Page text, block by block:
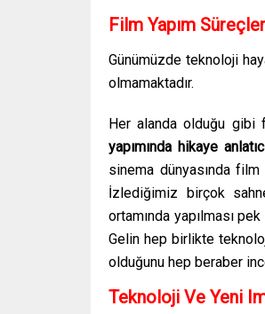
Film Yapım
Günümüzde teknoloji
olmamaktadır.
Her alanda olduğu gibi
yapımında hikaye
sinema dünyasında film
İzlediğimiz birçok
ortamında yapılması
Gelin hep birlikte
olduğunu hep beraber
Teknoloji Ve Yeni